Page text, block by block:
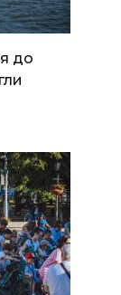
до